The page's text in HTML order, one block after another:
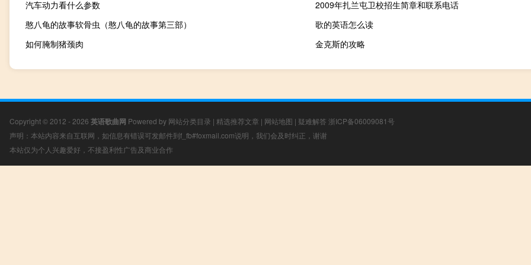
汽车动力看什么参数
2009年扎兰屯卫校招生简章和联系电话
憨八龟的故事软骨虫（憨八龟的故事第三部）
歌的英语怎么读
如何腌制猪颈肉
金克斯的攻略
Copyright © 2012 - 2026 英语歌曲网 Powered by 网站分类目录 | 精选推荐文章 | 网站地图 | 疑难解答 浙ICP备06009081号
声明：本站内容来自互联网，如信息有错误可发邮件到f_fb#foxmail.com说明，我们会及时纠正，谢谢
本站仅为个人兴趣爱好，不接盈利性广告及商业合作